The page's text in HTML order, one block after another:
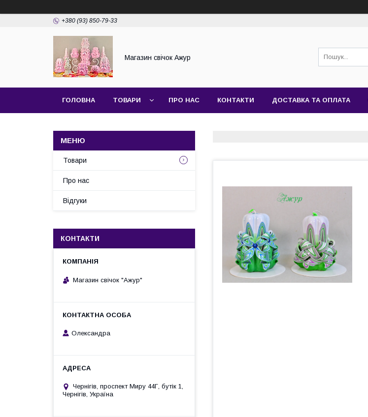
+380 (93) 850-79-33
Магазин свічок Ажур
ГОЛОВНА ТОВАРИ ПРО НАС КОНТАКТИ ДОСТАВКА ТА ОПЛАТА
Товари
Про нас
Відгуки
КОНТАКТИ
Магазин свічок "Ажур"
Олександра
Чернігів, проспект Миру 44Г, бутік 1,
Чернігів, Україна